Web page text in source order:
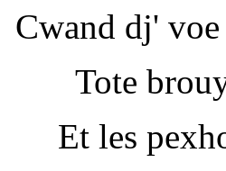
Cwand dj'
Tote
Et les